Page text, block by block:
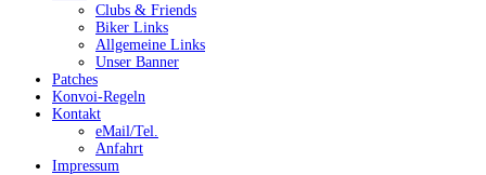
Clubs & Friends
Biker Links
Allgemeine Links
Unser Banner
Patches
Konvoi-Regeln
Kontakt
eMail/Tel.
Anfahrt
Impressum